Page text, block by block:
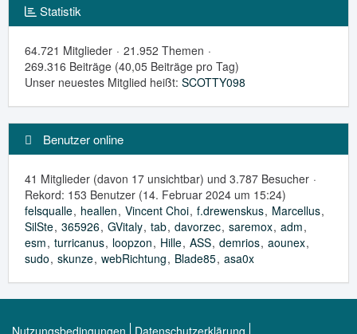
Statistik
64.721 Mitglieder
21.952 Themen
269.316 Beiträge (40,05 Beiträge pro Tag)
Unser neuestes Mitglied heißt: SCOTTY098
Benutzer online
41 Mitglieder (davon 17 unsichtbar) und 3.787 Besucher
Rekord: 153 Benutzer (14. Februar 2024 um 15:24)
felsqualle heallen Vincent Choi f.drewenskus Marcellus
SilSte 365926 GVitaly tab davorzec saremox adm
esm turricanus loopzon Hille ASS demrios aounex
sudo skunze webRichtung Blade85 asa0x
Nutzungsbedingungen Datenschutzerklärung